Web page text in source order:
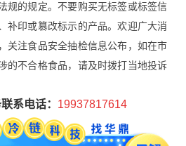
规的规定。不要购买无标签或标签信
补印或篡改标示的产品。欢迎广大消
关注食品安全抽检信息公布，如在市
的不合格食品，请及时拨打当地投诉
系电话： 19937817614